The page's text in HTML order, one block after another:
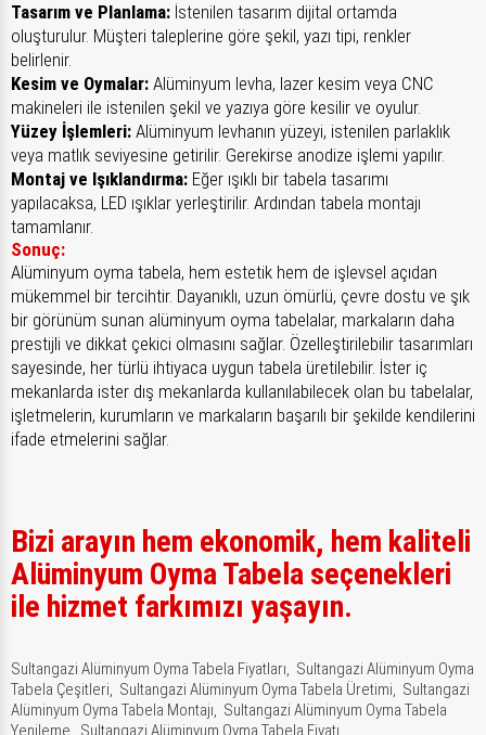
Tasarım ve Planlama: İstenilen tasarım dijital ortamda
oluşturulur. Müşteri taleplerine göre şekil, yazı tipi, renkler
belirlenir.
Kesim ve Oymalar: Alüminyum levha, lazer kesim veya CNC
makineleri ile istenilen şekil ve yazıya göre kesilir ve oyulur.
Yüzey İşlemleri: Alüminyum levhanın yüzeyi, istenilen parlaklık
veya matlık seviyesine getirilir. Gerekirse anodize işlemi yapılır.
Montaj ve Işıklandırma: Eğer ışıklı bir tabela tasarımı
yapılacaksa, LED ışıklar yerleştirilir. Ardından tabela montajı
tamamlanır.
Sonuç:
Alüminyum oyma tabela, hem estetik hem de işlevsel açıdan
mükemmel bir tercihtir. Dayanıklı, uzun ömürlü, çevre dostu ve şık
bir görünüm sunan alüminyum oyma tabelalar, markaların daha
prestijli ve dikkat çekici olmasını sağlar. Özelleştirilebilir tasarımları
sayesinde, her türlü ihtiyaca uygun tabela üretilebilir. İster iç
mekanlarda ister dış mekanlarda kullanılabilecek olan bu tabelalar,
işletmelerin, kurumların ve markaların başarılı bir şekilde kendilerini
ifade etmelerini sağlar.
Bizi arayın hem ekonomik, hem kaliteli
Alüminyum Oyma Tabela seçenekleri
ile hizmet farkımızı yaşayın.
Sultangazi Alüminyum Oyma Tabela Fiyatları, Sultangazi Alüminyum Oyma
Tabela Çeşitleri, Sultangazi Alüminyum Oyma Tabela Üretimi, Sultangazi
Alüminyum Oyma Tabela Montajı, Sultangazi Alüminyum Oyma Tabela
Yenileme, Sultangazi Alüminyum Oyma Tabela Fiyatı